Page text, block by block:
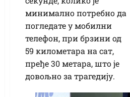
минимално потребно да
погледате у мобилни
телефон, при брзини од
59 километара на сат,
пређе 30 метара, што је
довољно за трагедију.